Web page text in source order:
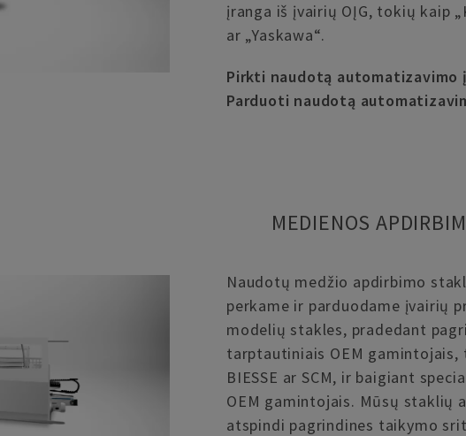
įranga iš įvairių OĮG, tokių kaip
ar „Yaskawa“.
Pirkti naudotą automatizavimo
Parduoti naudotą
MEDIENOS
Naudotų medžio apdirbimo
perkame ir parduodame įvairių
modelių stakles, pradedant
tarptautiniais OEM gamintojais,
BIESSE ar SCM, ir baigiant
OEM gamintojais. Mūsų staklių
atspindi pagrindines taikymo